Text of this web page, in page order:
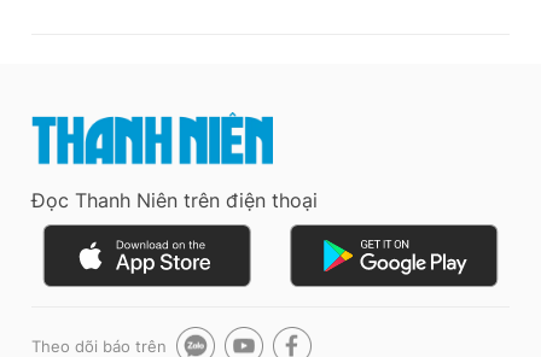
Đọc Thanh Niên trên điện thoại
Theo dõi báo trên